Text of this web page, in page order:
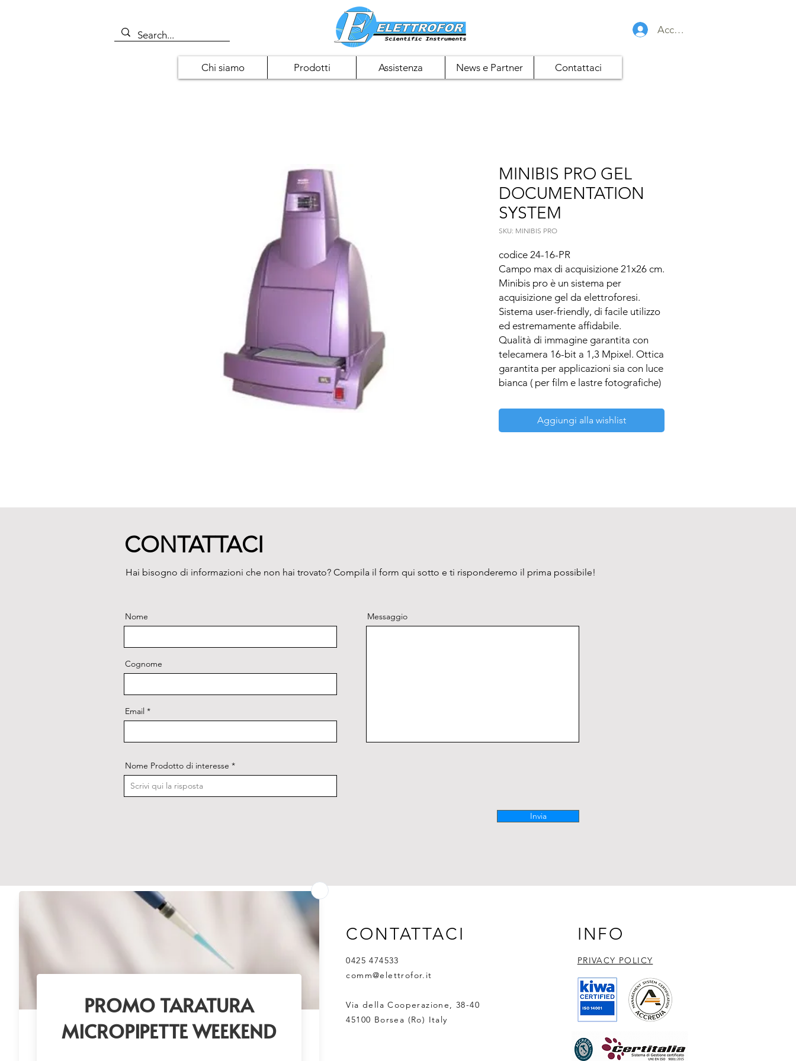
Accedi
Chi siamo Prodotti Assistenza News e Partner Contattaci
MINIBIS PRO GEL
DOCUMENTATION
SYSTEM
SKU: MINIBIS PRO
codice 24-16-PR
Campo max di acquisizione 21x26 cm.
Minibis pro è un sistema per
acquisizione gel da elettroforesi.
Sistema user-friendly, di facile utilizzo
ed estremamente affidabile.
Qualità di immagine garantita con
telecamera 16-bit a 1,3 Mpixel. Ottica
garantita per applicazioni sia con luce
bianca ( per film e lastre fotografiche)
transilluminatore integrato (312nm)
per applicazioni di fluorescenza.
Necessita di Pc con connessione USB
Aggiungi alla wishlist
CONTATTACI
Hai bisogno di informazioni che non hai trovato? Compila il form qui sotto e ti risponderemo il prima possibile!
Nome
Cognome
Email
Messaggio
Nome Prodotto di interesse
Invia
CONTATTACI
0425 474533
comm@elettrofor.it
Via della Cooperazione, 38-40
45100 Borsea (Ro) Italy
INFO
PRIVACY POLICY​